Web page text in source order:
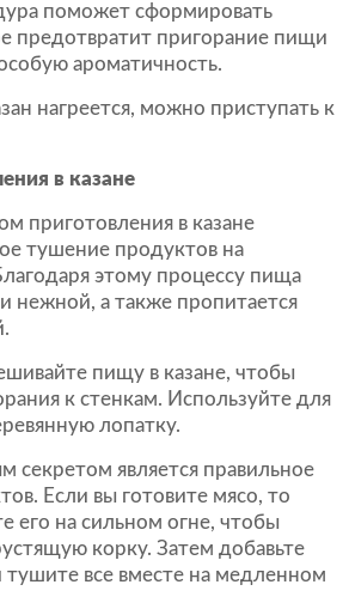
поможет сформировать
предотвратит пригорание пищи
ароматичность.
нагреется, можно приступать к
в казане
приготовления в казане
тушение продуктов на
этому процессу пища
нежной, а также пропитается
пищу в казане, чтобы
к стенкам. Используйте для
лопатку.
секретом является правильное
Если вы готовите мясо, то
его на сильном огне, чтобы
корку. Затем добавьте
все вместе на медленном